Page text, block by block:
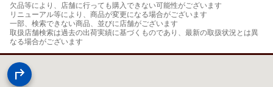
欠品等により、店舗に行っても購入できない可能性がございます
リニューアル等により、商品が変更になる場合がございます
一部、検索できない商品、並びに店舗がございます
取扱店舗検索は過去の出荷実績に基づくものであり、最新の取扱状況とは異
なる場合がございます